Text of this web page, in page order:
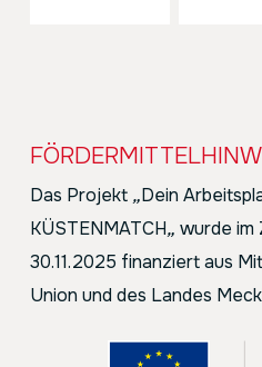
Das Projekt „Dein
KÜSTENMATCH„ wurde im
30.11.2025 finanziert aus
Union und des Landes